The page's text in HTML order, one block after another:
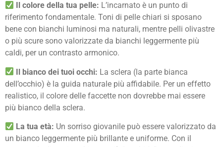
Il colore della tua pelle: L’incarnato è un punto di
riferimento fondamentale. Toni di pelle chiari si sposano
bene con bianchi luminosi ma naturali, mentre pelli olivastre
o più scure sono valorizzate da bianchi leggermente più
caldi, per un contrasto armonico.
Il bianco dei tuoi occhi: La sclera (la parte bianca
dell’occhio) è la guida naturale più affidabile. Per un effetto
realistico, il colore delle faccette non dovrebbe mai essere
più bianco della sclera.
La tua età: Un sorriso giovanile può essere valorizzato da
un bianco leggermente più brillante e uniforme. Con il